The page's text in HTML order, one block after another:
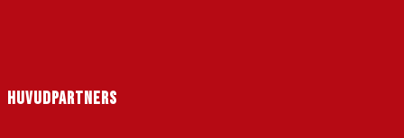
HUVUDPARTNERS